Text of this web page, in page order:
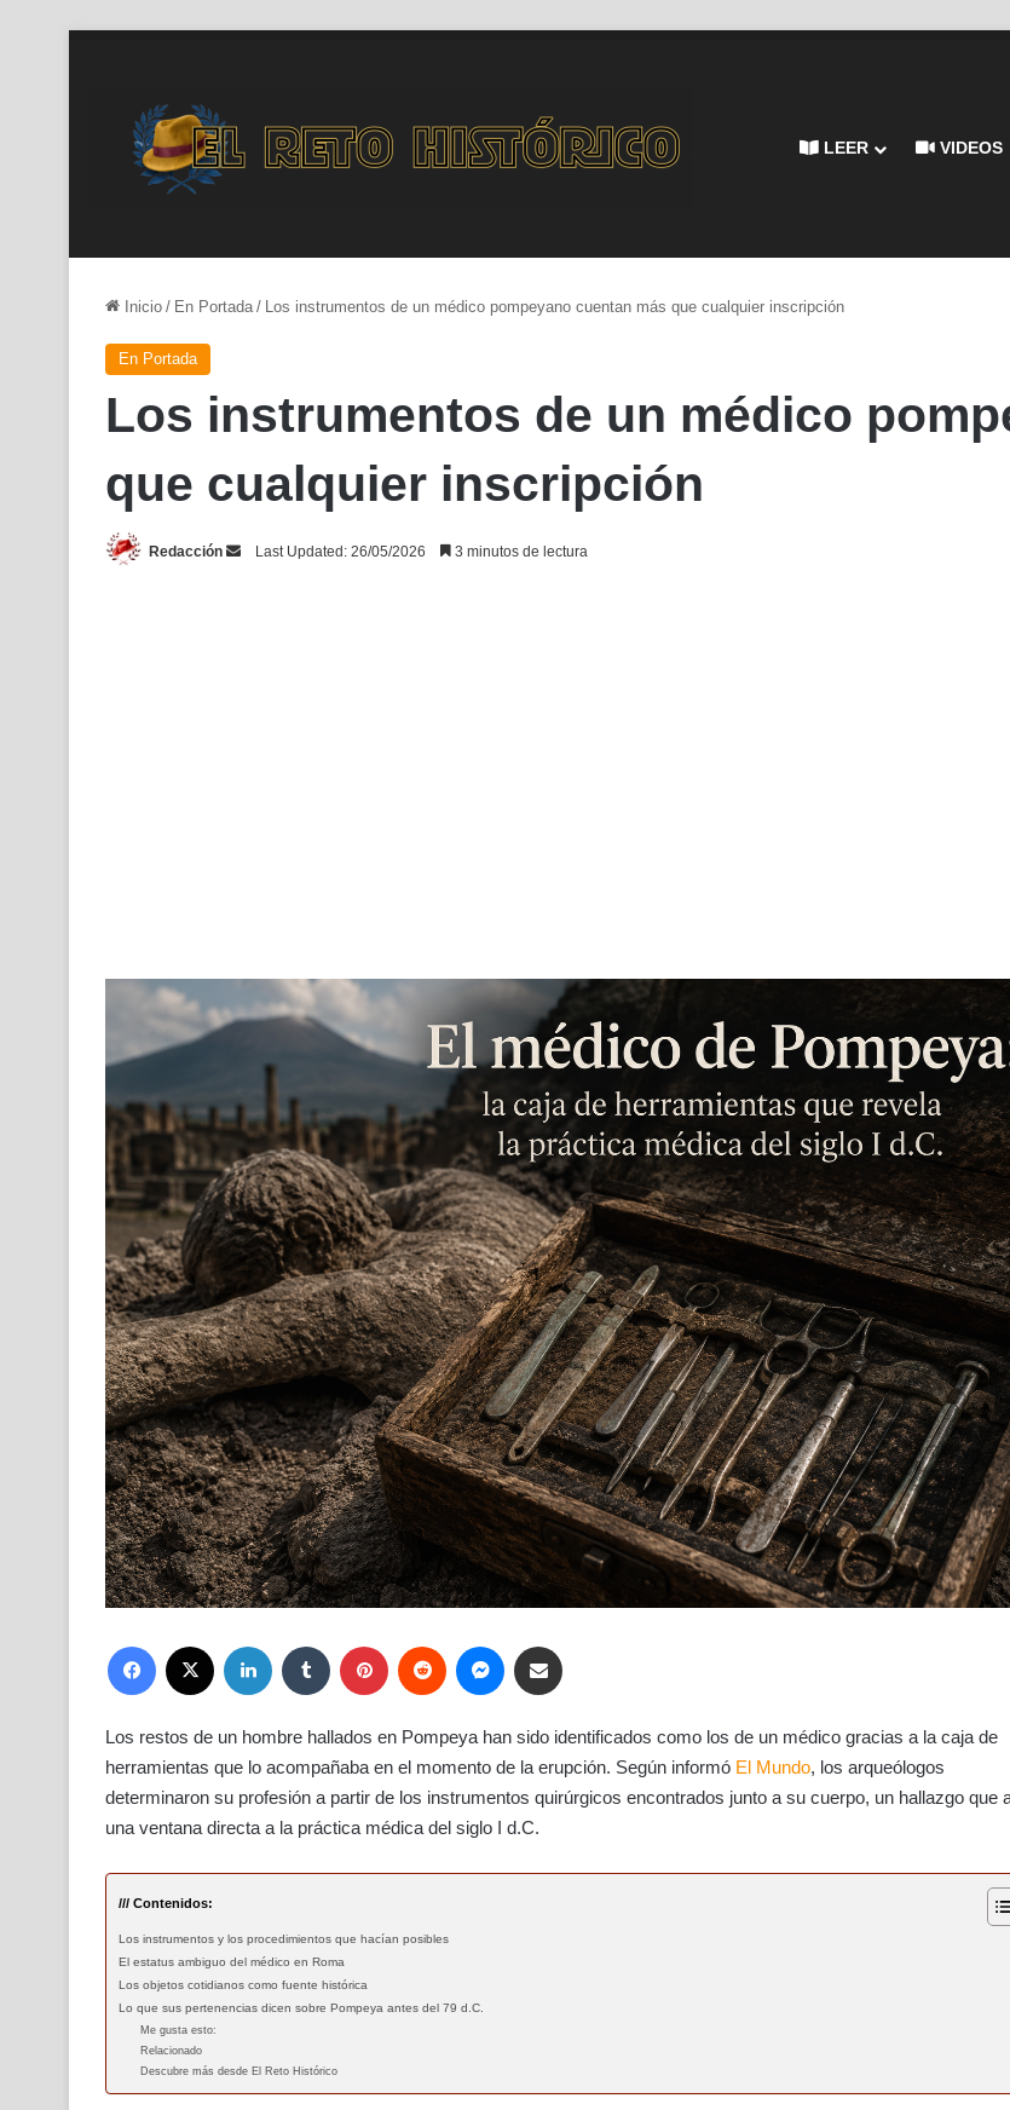
LEER VIDEOS
Inicio / En Portada / Los instrumentos de un médico pompeyano cuentan más que cualquier inscripción
En Portada
Los instrumentos de un médico
que cualquier inscripción
Redacción
SendLast Updated: 26/05/2026 3 minutos de lectura
Facebook LinkedIn Tumblr Pinterest Reddit Messenger
Los restos de un hombre hallados en Pompeya han sido identificados como los de un médico gracias a la caja de
herramientas que lo acompañaba en el momento de la erupción. Según informó El Mundo, los arqueólogos
determinaron su profesión a partir de los instrumentos quirúrgicos encontrados junto a su cuerpo, un hallazgo que
una ventana directa a la práctica médica del siglo I d.C.
/// Contenidos:
Los instrumentos y los procedimientos que hacían posibles
El estatus ambiguo del médico en Roma
Los objetos cotidianos como fuente histórica
Lo que sus pertenencias dicen sobre Pompeya antes del 79 d.C.
Me gusta esto:
Relacionado
Descubre más desde El Reto Histórico